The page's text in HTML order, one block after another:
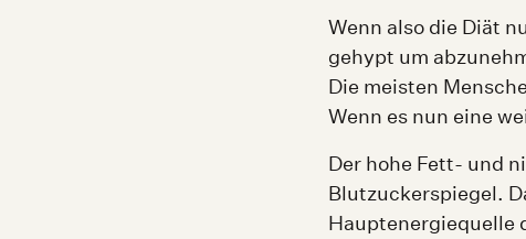
Wenn also die Diät
gehypt um
Die meisten
Wenn es nun eine
Der hohe Fett- und
Blutzuckerspiegel.
Hauptenergiequelle